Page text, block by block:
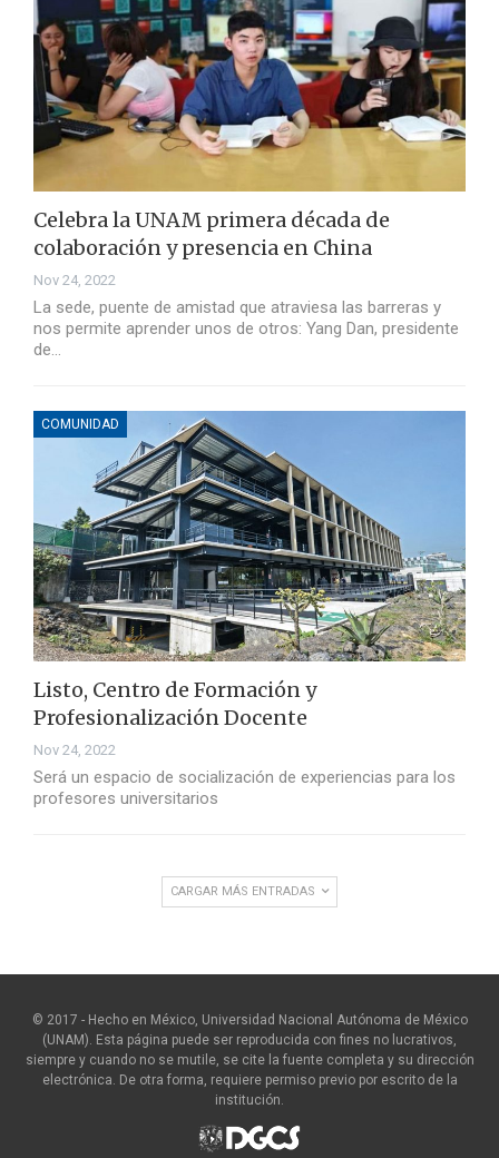
Celebra la UNAM primera década de
colaboración y presencia en China
Nov 24, 2022
La sede, puente de amistad que atraviesa las barreras y
nos permite aprender unos de otros: Yang Dan, presidente
de…
COMUNIDAD
Listo, Centro de Formación y
Profesionalización Docente
Nov 24, 2022
Será un espacio de socialización de experiencias para los
profesores universitarios
CARGAR MÁS ENTRADAS
© 2017 - Hecho en México, Universidad Nacional Autónoma de México
(UNAM). Esta página puede ser reproducida con fines no lucrativos,
siempre y cuando no se mutile, se cite la fuente completa y su dirección
electrónica. De otra forma, requiere permiso previo por escrito de la
institución.